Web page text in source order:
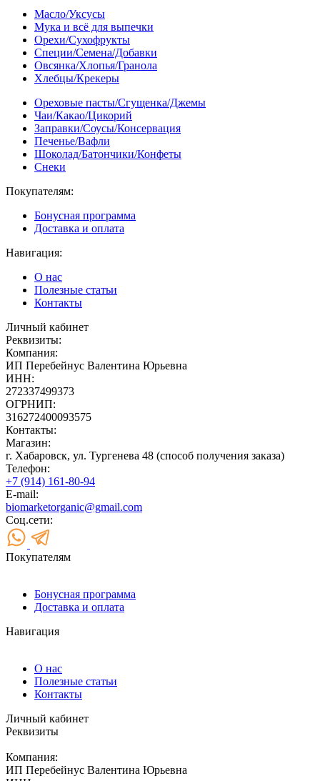
Масло/Уксусы
Мука и всё для выпечки
Орехи/Сухофрукты
Специи/Семена/Добавки
Овсянка/Хлопья/Гранола
Хлебцы/Крекеры
Ореховые пасты/Сгущенка/Джемы
Чаи/Какао/Цикорий
Заправки/Соусы/Консервация
Печенье/Вафли
Шоколад/Батончики/Конфеты
Снеки
Покупателям:
Бонусная программа
Доставка и оплата
Навигация:
О нас
Полезные статьи
Контакты
Личный кабинет
Реквизиты:
Компания:
ИП Перебейнус Валентина Юрьевна
ИНН:
272337499373
ОГРНИП:
316272400093575
Контакты:
Магазин:
г. Хабаровск, ул. Тургенева 48 (способ получения заказа)
Телефон:
+7 (914) 161-80-94
E-mail:
biomarketorganic@gmail.com
Соц.сети:
Покупателям
Бонусная программа
Доставка и оплата
Навигация
О нас
Полезные статьи
Контакты
Личный кабинет
Реквизиты
Компания:
ИП Перебейнус Валентина Юрьевна